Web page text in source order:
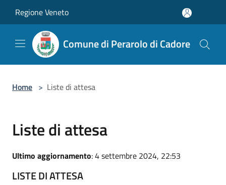
Regione Veneto
Comune di Perarolo di Cadore
Home > Liste di attesa
Liste di attesa
Ultimo aggiornamento: 4 settembre 2024, 22:53
LISTE DI ATTESA